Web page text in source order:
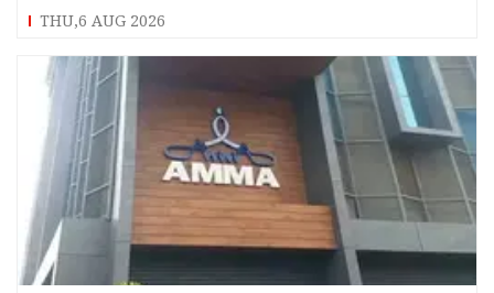
THU,6 AUG 2026